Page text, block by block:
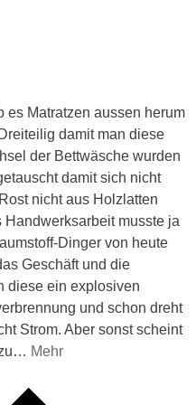
es Matratzen aussen herum
damit man diese
der Bettwäsche wurden
damit sich nicht
nicht aus Holzlatten
musste ja
Dinger von heute
Geschäft und die
diese ein explosiven
und schon dreht
Strom. Aber sonst scheint
… Mehr